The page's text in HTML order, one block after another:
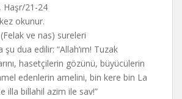
Haşr/21-24
okunur.
ve nas) sureleri
dua edilir: “Allah’ım! Tuzak
hasetçilerin gözünü, büyücülerin
edenlerin amelini, bin kere bin La
illa billahil azim ile sav!”